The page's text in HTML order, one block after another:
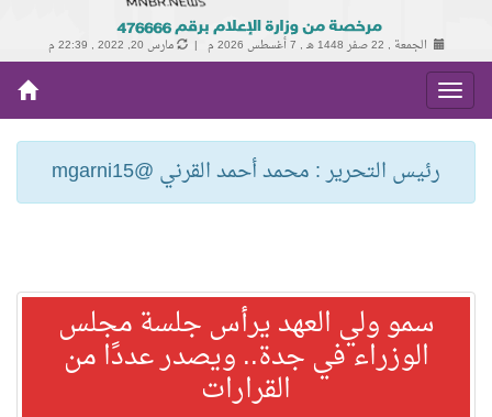
الجمعة , 22 صفر 1448 هـ , 7 أغسطس 2026 م | مارس 20, 2022 , 22:39 م
رئيس التحرير : محمد أحمد القرني @mgarni15
سمو ولي العهد يرأس جلسة مجلس
الوزراء في جدة.. ويصدر عددًا من
القرارات